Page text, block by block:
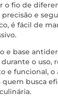
o fio de
e
é fácil de
e base
o uso,
e funcional, o
busca